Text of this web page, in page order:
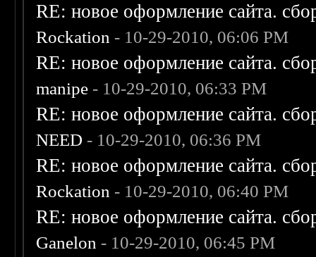
RE: новое оформление сайта.
Rockation - 10-29-2010, 06:06 PM
RE: новое оформление сайта.
manipe - 10-29-2010, 06:33 PM
RE: новое оформление сайта.
NEED - 10-29-2010, 06:36 PM
RE: новое оформление сайта.
Rockation - 10-29-2010, 06:40 PM
RE: новое оформление сайта.
Ganelon - 10-29-2010, 06:45 PM